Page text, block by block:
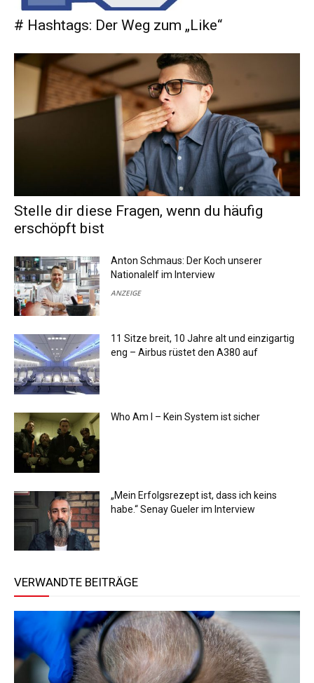
# Hashtags: Der Weg zum „Like“
Stelle dir diese Fragen, wenn du häufig
erschöpft bist
Anton Schmaus: Der Koch unserer
Nationalelf im Interview
ANZEIGE
11 Sitze breit, 10 Jahre alt und einzigartig
eng – Airbus rüstet den A380 auf
Who Am I – Kein System ist sicher
„Mein Erfolgsrezept ist, dass ich keins
habe.“ Senay Gueler im Interview
VERWANDTE BEITRÄGE